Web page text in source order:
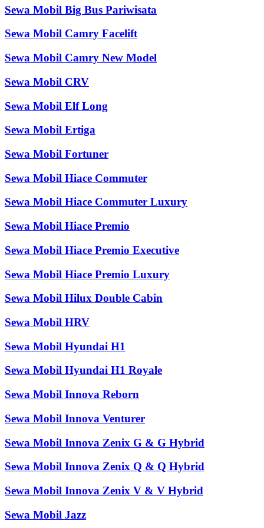
Sewa Mobil Big Bus Pariwisata
Sewa Mobil Camry Facelift
Sewa Mobil Camry New Model
Sewa Mobil CRV
Sewa Mobil Elf Long
Sewa Mobil Ertiga
Sewa Mobil Fortuner
Sewa Mobil Hiace Commuter
Sewa Mobil Hiace Commuter Luxury
Sewa Mobil Hiace Premio
Sewa Mobil Hiace Premio Executive
Sewa Mobil Hiace Premio Luxury
Sewa Mobil Hilux Double Cabin
Sewa Mobil HRV
Sewa Mobil Hyundai H1
Sewa Mobil Hyundai H1 Royale
Sewa Mobil Innova Reborn
Sewa Mobil Innova Venturer
Sewa Mobil Innova Zenix G & G Hybrid
Sewa Mobil Innova Zenix Q & Q Hybrid
Sewa Mobil Innova Zenix V & V Hybrid
Sewa Mobil Jazz